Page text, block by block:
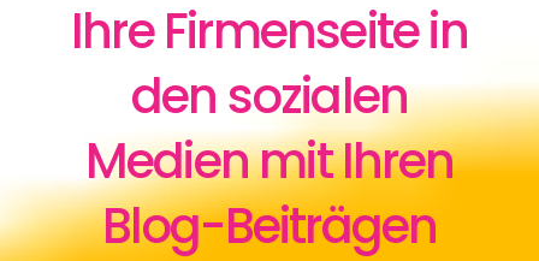
Ihre Firmenseite in
den sozialen
Medien mit Ihren
Blog-Beiträgen